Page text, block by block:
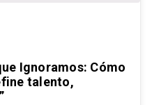
Ignoramos: Cómo
talento,